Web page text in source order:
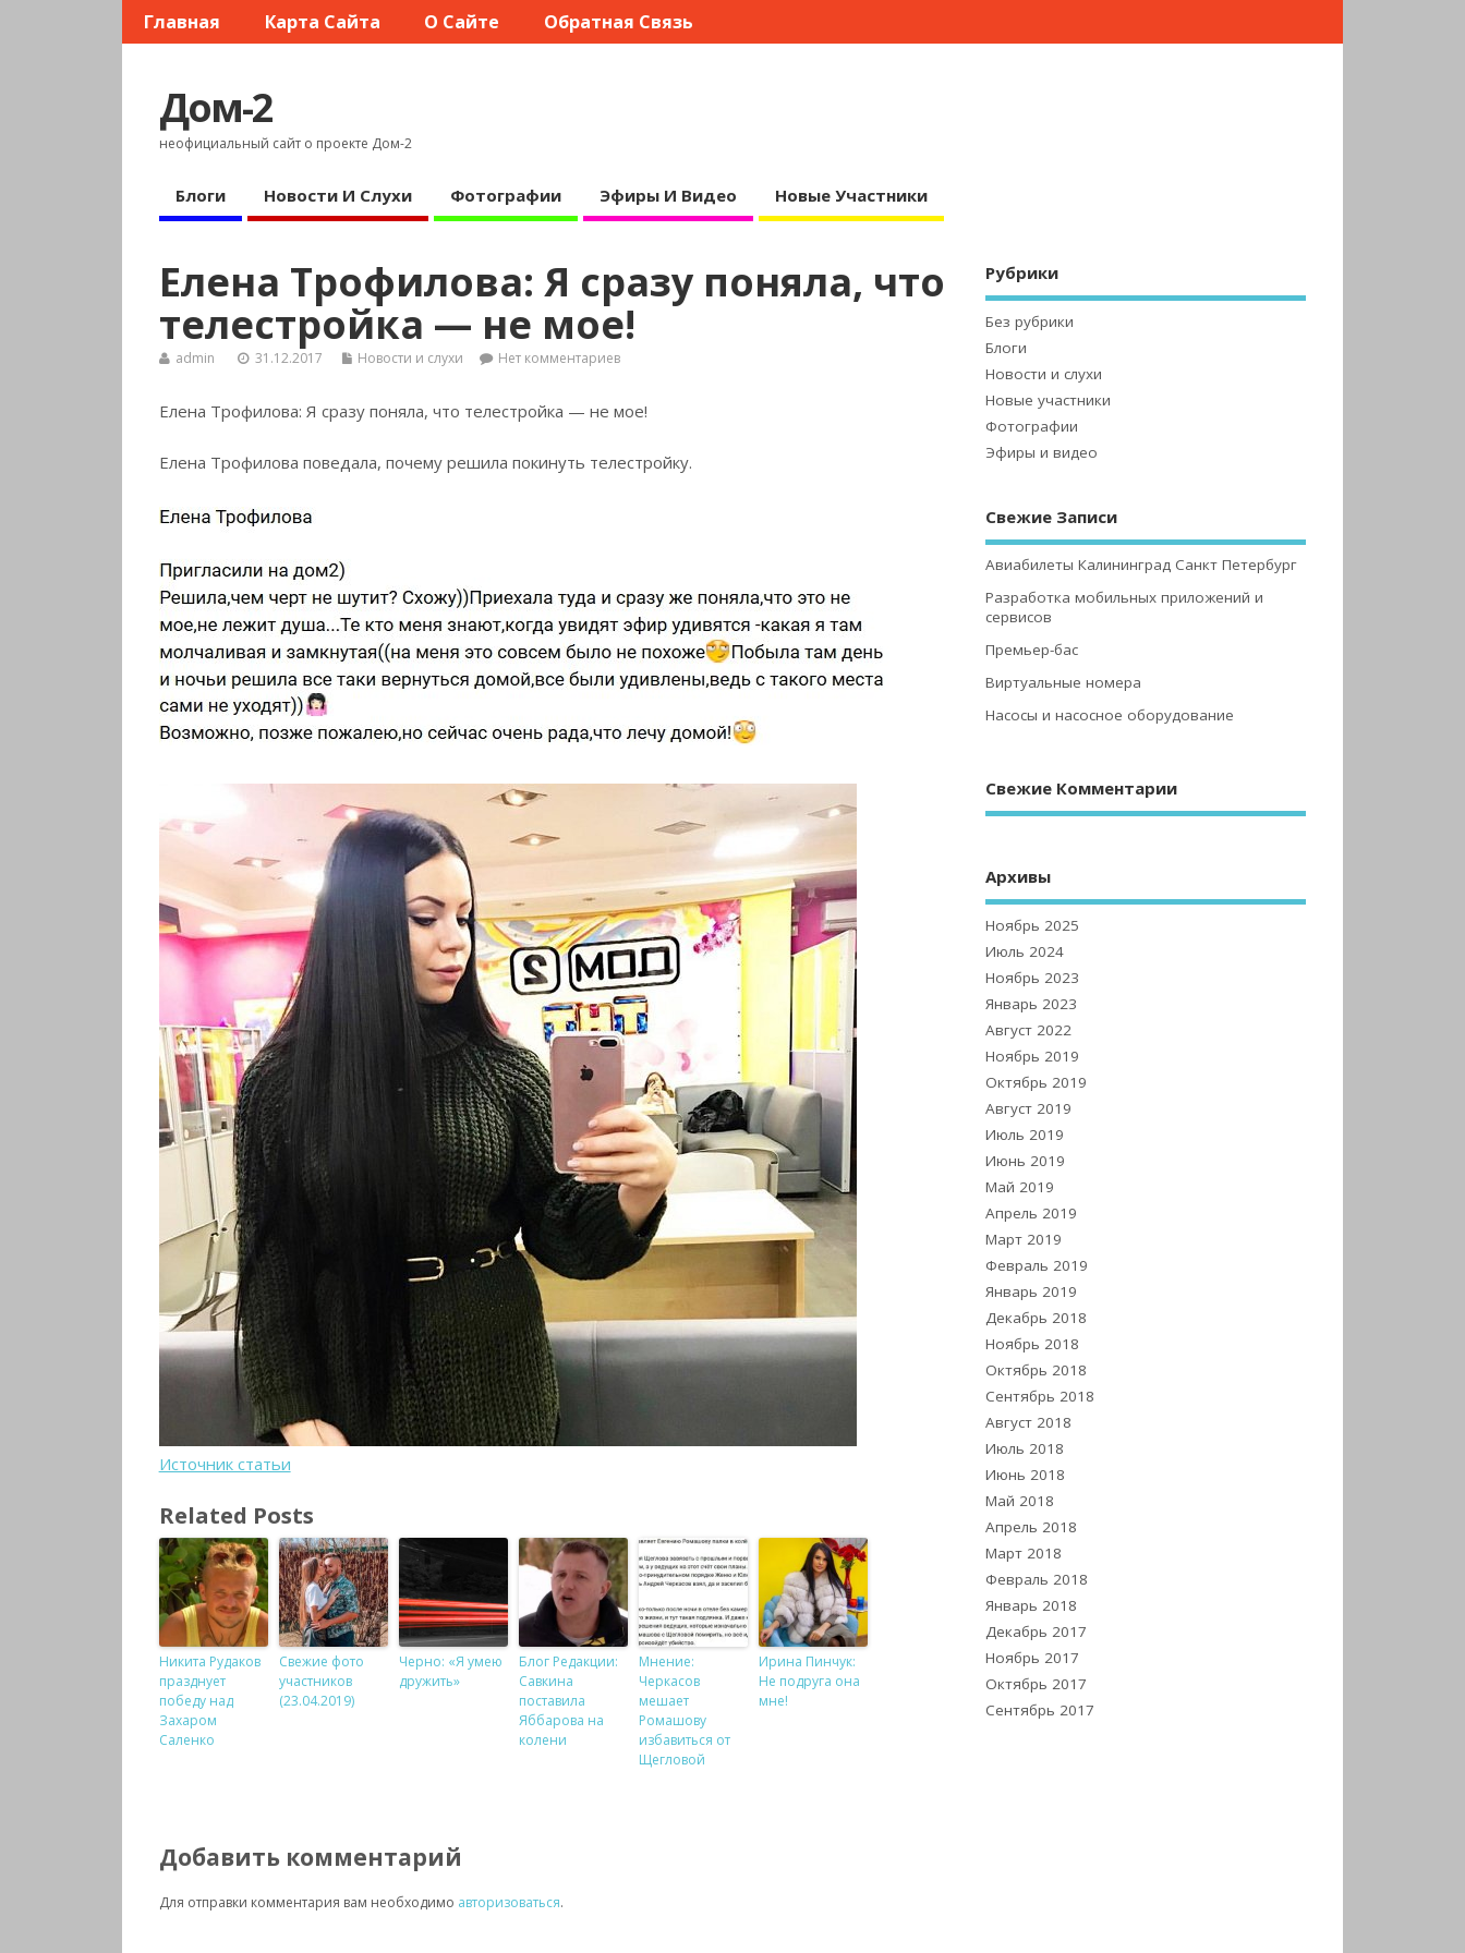
Главная Карта Сайта О Сайте Обратная Связь
Дом-2
неофициальный сайт о проекте Дом-2
Блоги Новости И Слухи Фотографии Эфиры И Видео Новые Участники
Елена Трофилова: Я сразу поняла, что
телестройка — не мое!
admin 31.12.2017 Новости и слухи Нет комментариев
Елена Трофилова: Я сразу поняла, что телестройка — не мое!
Елена Трофилова поведала, почему решила покинуть телестройку.
Источник статьи
Related Posts
Никита Рудаков
празднует
победу над
Захаром
Саленко
Свежие фото
участников
(23.04.2019)
Черно: «Я умею
дружить»
Блог Редакции:
Савкина
поставила
Яббарова на
колени
Мнение:
Черкасов
мешает
Ромашову
избавиться от
Щегловой
Ирина Пинчук:
Не подруга она
мне!
Добавить комментарий
Для отправки комментария вам необходимо авторизоваться.
Рубрики
Без рубрики
Блоги
Новости и слухи
Новые участники
Фотографии
Эфиры и видео
Свежие Записи
Авиабилеты Калининград Санкт Петербург
Разработка мобильных приложений и
сервисов
Премьер-бас
Виртуальные номера
Насосы и насосное оборудование
Свежие Комментарии
Архивы
Ноябрь 2025
Июль 2024
Ноябрь 2023
Январь 2023
Август 2022
Ноябрь 2019
Октябрь 2019
Август 2019
Июль 2019
Июнь 2019
Май 2019
Апрель 2019
Март 2019
Февраль 2019
Январь 2019
Декабрь 2018
Ноябрь 2018
Октябрь 2018
Сентябрь 2018
Август 2018
Июль 2018
Июнь 2018
Май 2018
Апрель 2018
Март 2018
Февраль 2018
Январь 2018
Декабрь 2017
Ноябрь 2017
Октябрь 2017
Сентябрь 2017